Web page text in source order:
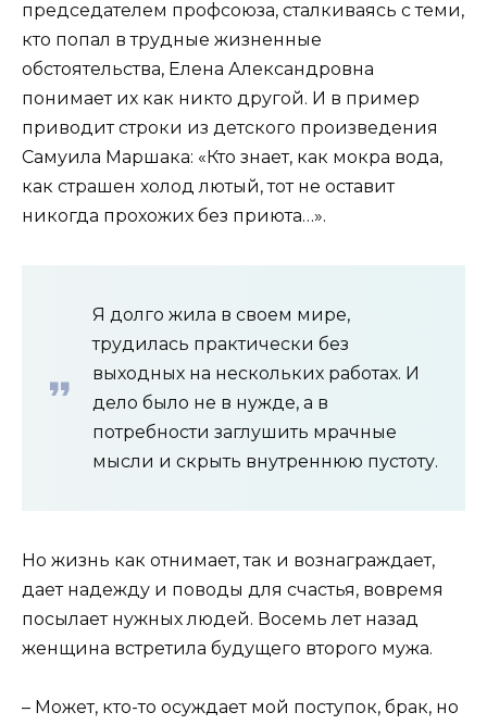
председателем профсоюза, сталкиваясь с теми,
кто попал в трудные жизненные
обстоятельства, Елена Александровна
понимает их как никто другой. И в пример
приводит строки из детского произведения
Самуила Маршака: «Кто знает, как мокра вода,
как страшен холод лютый, тот не оставит
никогда прохожих без приюта…».
Я долго жила в своем мире,
трудилась практически без
выходных на нескольких работах. И
дело было не в нужде, а в
потребности заглушить мрачные
мысли и скрыть внутреннюю пустоту.
Но жизнь как отнимает, так и вознаграждает,
дает надежду и поводы для счастья, вовремя
посылает нужных людей. Восемь лет назад
женщина встретила будущего второго мужа.
– Может, кто-то осуждает мой поступок, брак, но